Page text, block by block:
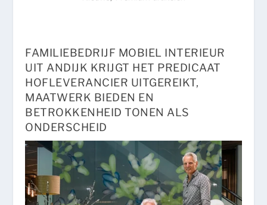
FAMILIEBEDRIJF MOBIEL INTERIEUR
UIT ANDIJK KRIJGT HET PREDICAAT
HOFLEVERANCIER UITGEREIKT,
MAATWERK BIEDEN EN
BETROKKENHEID TONEN ALS
ONDERSCHEID